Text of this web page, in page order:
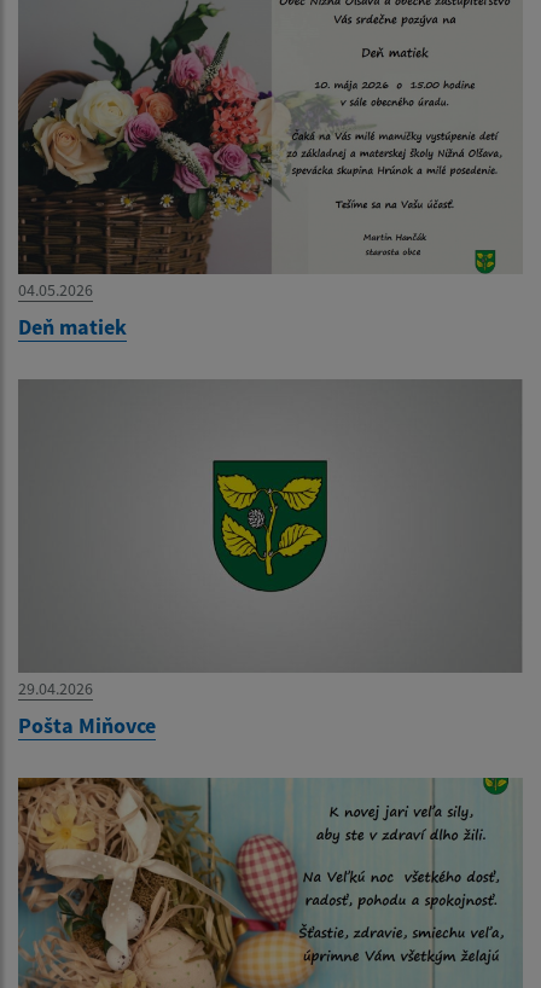
04.05.2026
Deň matiek
29.04.2026
Pošta Miňovce